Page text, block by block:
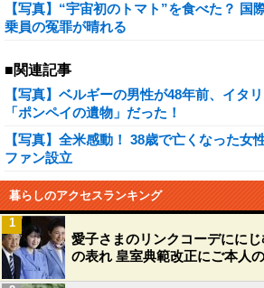
【写真】“宇宙初のトマト”を食べた？ 国
乗員の冤罪が晴れる
■関連記事
【写真】ベルギーの男性が48年前、イタ
「ポンペイの遺物」だった！
【写真】全米感動！ 38歳で亡くなった女
ファン設立
暮らしのアクセスランキング
愛子さまのリンクコーデにに
の表れ 皇室典範改正にご本人
1